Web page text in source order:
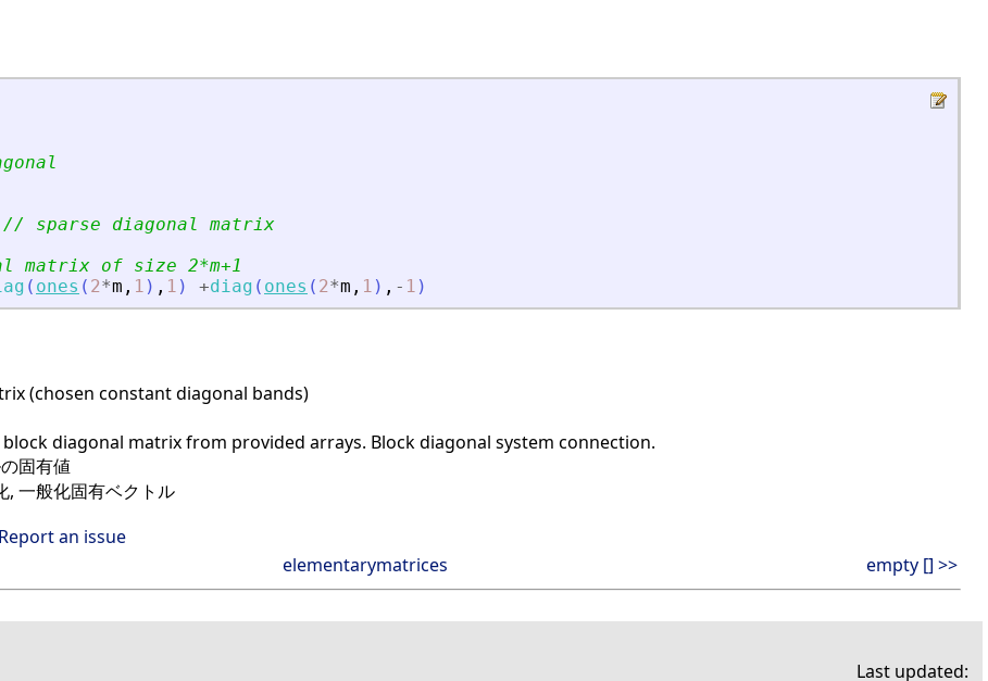
// sparse diagonal matrix
matrix of size 2*m+1
( ones ( 2*m , 1 ) , 1 ) +diag ( ones ( 2*m , 1 ) , - 1 )
(chosen constant diagonal bands)
diagonal matrix from provided arrays. Block diagonal system connection.
固有値
一般化固有ベクトル
Report an issue
elementarymatrices empty [] >>
Last updated: